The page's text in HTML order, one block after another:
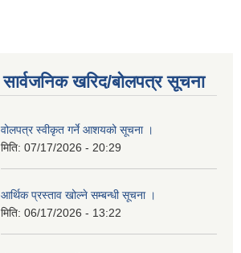
सार्वजनिक खरिद/बोलपत्र सूचना
वोलपत्र स्वीकृत गर्ने आशयको सूचना ।
मिति: 07/17/2026 - 20:29
आर्थिक प्रस्ताव खोल्ने सम्बन्धी सूचना ।
मिति: 06/17/2026 - 13:22